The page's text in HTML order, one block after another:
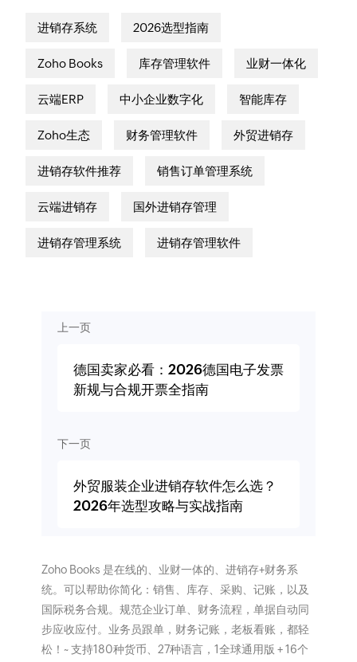
进销存系统 2026选型指南
Zoho Books 库存管理软件 业财一体化
云端ERP 中小企业数字化 智能库存
Zoho生态 财务管理软件 外贸进销存
进销存软件推荐 销售订单管理系统
云端进销存 国外进销存管理
进销存管理系统 进销存管理软件
上一页
德国卖家必看：2026德国电子发票
新规与合规开票全指南
下一页
外贸服装企业进销存软件怎么选？
2026年选型攻略与实战指南
Zoho Books 是在线的、业财一体的、进销存+财务系
统。可以帮助你简化：销售、库存、采购、记账，以及
国际税务合规。规范企业订单、财务流程，单据自动同
步应收应付。业务员跟单，财务记账，老板看账，都轻
松！~ 支持180种货币、27种语言，1全球通用版 + 16个